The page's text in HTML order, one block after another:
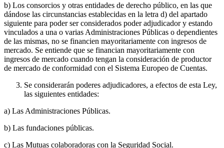
b) Los consorcios y otras entidades de derecho público, en las que
dándose las circunstancias establecidas en la letra d) del apartado
siguiente para poder ser considerados poder adjudicador y estando
vinculados a una o varias Administraciones Públicas o dependientes
de las mismas, no se financien mayoritariamente con ingresos de
mercado. Se entiende que se financian mayoritariamente con
ingresos de mercado cuando tengan la consideración de productor
de mercado de conformidad con el Sistema Europeo de Cuentas.
Se considerarán poderes adjudicadores, a efectos de esta Ley,
las siguientes entidades:
a) Las Administraciones Públicas.
b) Las fundaciones públicas.
c) Las Mutuas colaboradoras con la Seguridad Social.